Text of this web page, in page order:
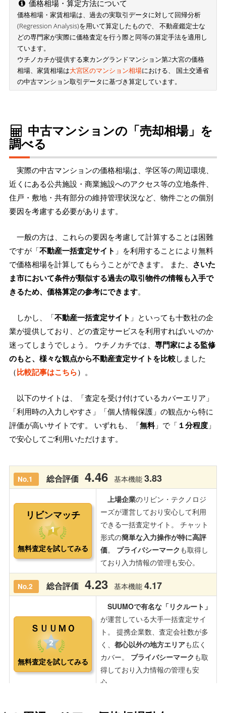
価格相場・算定方法について
価格相場・家賃相場は、過去の実取引データに対して回帰分析
(Regression Analysis)を用いて算定したもので、 不動産鑑定士な
どの専門家が実際に価格査定を行う際と同等の算定手法を適用し
ています。
ウチノカチが提供する東カングランドマンション第2大宮の価格
相場、家賃相場は大宮区のマンション相場における、 国土交通省
の中古マンション取引データに基づき算定しています。
中古マンションの「売却相場」を
調べる
実際の中古マンションの価格相場は、学区等の周辺環境、
近くにある公共施設・商業施設へのアクセス等の立地条件、
住戸・敷地・共有部分の維持管理状況など、物件ごとの個別
要因を考慮する必要があります。
一般の方は、これらの要因を考慮して計算することは困難
ですが「不動産一括査定サイト 」を利用することにより無料
で価格相場を計算してもらうことができます。 また、 さいた
ま市において条件が類似する過去の取引物件の情報も入手で
きるため、価格算定の参考にできます。
しかし、「不動産一括査定サイト 」といっても十数社の企
業が提供しており、どの査定サービスを利用すればいいのか
迷ってしまうでしょう。 ウチノカチでは、 専門家による監修
のもと、様々な観点から不動産査定サイトを比較しました
（比較記事はこちら）。
以下のサイトは、「査定を受け付けているカバーエリア」
「利用時の入力しやすさ」「個人情報保護」の観点から特に
評価が高いサイトです。 いずれも、「無料」で「 １分程度 」
で安心してご利用いただけます。